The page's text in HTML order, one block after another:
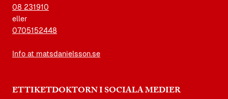
08 231910
eller
0705152448
Info at matsdanielsson.se
ETTIKETDOKTORN I SOCIALA MEDIER